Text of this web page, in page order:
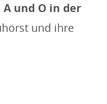
A und O in der
und ihre